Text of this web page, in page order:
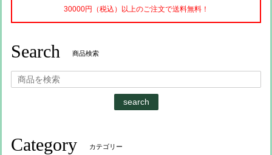
30000円（税込）以上のご注文で送料無料！
Search 商品検索
search
Category カテゴリー